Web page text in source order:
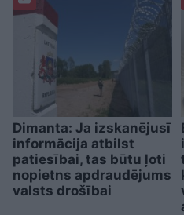
Dimanta: Ja izskanējusī
informācija atbilst
patiesībai, tas būtu ļoti
nopietns apdraudējums
valsts drošībai